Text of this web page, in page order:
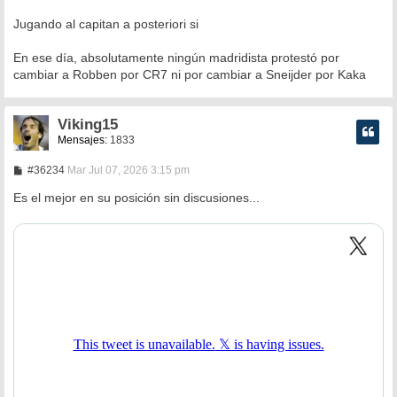
Jugando al capitan a posteriori si
En ese día, absolutamente ningún madridista protestó por
cambiar a Robben por CR7 ni por cambiar a Sneijder por Kaka
Viking15
Mensajes: 1833
#36234M
n
s
Mar Jul 07, 2026 3:15 pm
Es el mejor en su posición sin discusiones...